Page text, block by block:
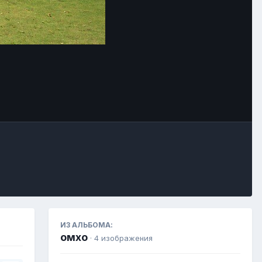
ИЗ АЛЬБОМА:
омхо · 4 изображения